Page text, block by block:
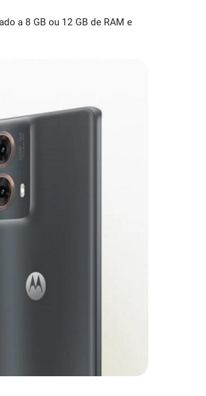
a 8 GB ou 12 GB de RAM e